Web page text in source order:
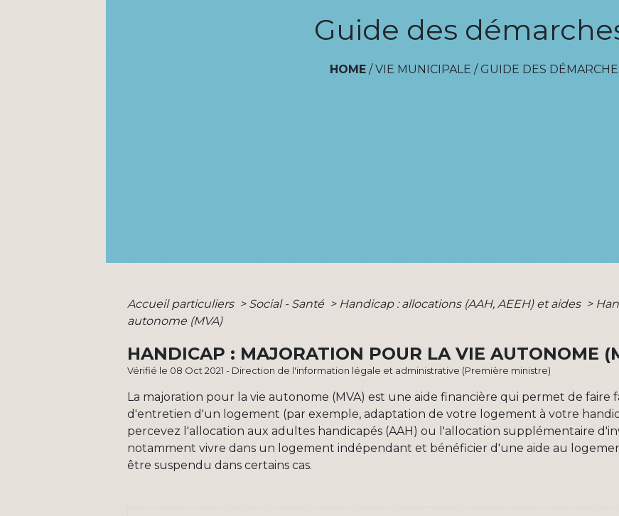
Guide des
HOME / VIE MUNICIPALE / GUIDE DES
Accueil particuliers > Social - Santé > Handicap : allocations (AAH, AEEH) et aides >
autonome (MVA)
HANDICAP : MAJORATION POUR LA VIE AUTONOME
Vérifié le 08 Oct 2021 - Direction de l'information légale et administrative (Première ministre)
La majoration pour la vie autonome (MVA) est une aide financière qui permet de faire
d'entretien d'un logement (par exemple, adaptation de votre logement à votre
percevez l'allocation aux adultes handicapés (AAH) ou l'allocation supplémentaire
notamment vivre dans un logement indépendant et bénéficier d'une aide au
être suspendu dans certains cas.